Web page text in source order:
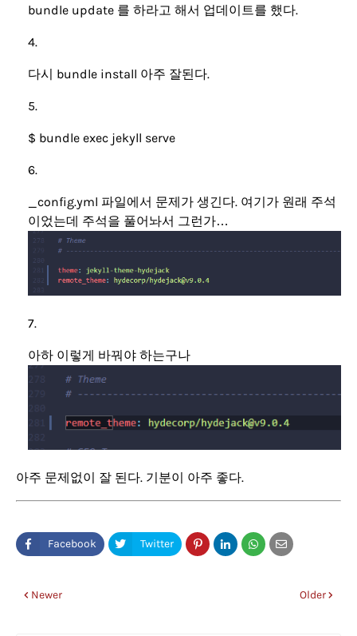
bundle update 를 하라고 해서 업데이트를 했다.
다시 bundle install 아주 잘된다.
$ bundle exec jekyll serve
_config.yml 파일에서 문제가 생긴다. 여기가 원래 주석
이었는데 주석을 풀어놔서 그런가…
아하 이렇게 바꿔야 하는구나
아주 문제없이 잘 된다. 기분이 아주 좋다.
Newer Older